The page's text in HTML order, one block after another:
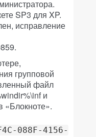
SP3 для XP.
исправление
групповой
файл
и
«Блокноте».
088F-4156-